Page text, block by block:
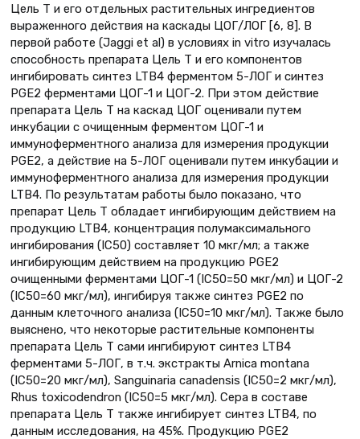
Цель Т и его отдельных растительных ингредиентов
выраженного действия на каскады ЦОГ/ЛОГ [6, 8]. В
первой работе (Jaggi et al) в условиях in vitro изучалась
способность препарата Цель Т и его компонентов
ингибировать синтез LTB4 ферментом 5-ЛОГ и синтез
PGE2 ферментами ЦОГ-1 и ЦОГ-2. При этом действие
препарата Цель Т на каскад ЦОГ оценивали путем
инкубации с очищенным ферментом ЦОГ-1 и
иммуноферментного анализа для измерения продукции
PGE2, а действие на 5-ЛОГ оценивали путем инкубации и
иммуноферментного анализа для измерения продукции
LTB4. По результатам работы было показано, что
препарат Цель Т обладает ингибирующим действием на
продукцию LTB4, концентрация полумаксимального
ингибирования (IC50) составляет 10 мкг/мл; а также
ингибирующим действием на продукцию PGE2
очищенными ферментами ЦОГ-1 (IC50=50 мкг/мл) и ЦОГ-2
(IC50=60 мкг/мл), ингибируя также синтез PGE2 по
данным клеточного анализа (IC50=10 мкг/мл). Также было
выяснено, что некоторые растительные компоненты
препарата Цель Т сами ингибируют синтез LTB4
ферментами 5-ЛОГ, в т.ч. экстракты Arnica montana
(IC50=20 мкг/мл), Sanguinaria canadensis (IC50=2 мкг/мл),
Rhus toxicodendron (IC50=5 мкг/мл). Сера в составе
препарата Цель Т также ингибирует синтез LTB4, по
данным исследования, на 45%. Продукцию PGE2